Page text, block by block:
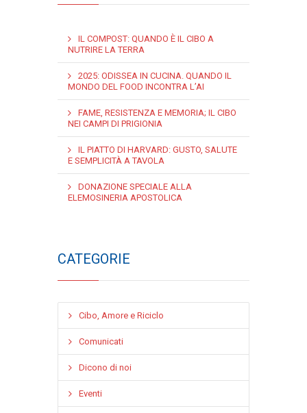
IL COMPOST: QUANDO È IL CIBO A
NUTRIRE LA TERRA
2025: ODISSEA IN CUCINA. QUANDO IL
MONDO DEL FOOD INCONTRA L’AI
FAME, RESISTENZA E MEMORIA; IL CIBO
NEI CAMPI DI PRIGIONIA
IL PIATTO DI HARVARD: GUSTO, SALUTE
E SEMPLICITÀ A TAVOLA
DONAZIONE SPECIALE ALLA
ELEMOSINERIA APOSTOLICA
CATEGORIE
Cibo, Amore e Riciclo
Comunicati
Dicono di noi
Eventi